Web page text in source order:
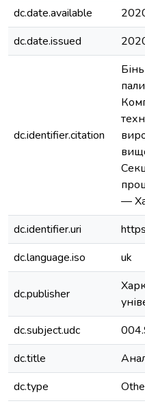
dc.date.available
dc.date.issued
dc.identifier.citation
—
dc.identifier.uri
dc.language.iso
uk
dc.publisher
dc.subject.udc
dc.title
dc.type